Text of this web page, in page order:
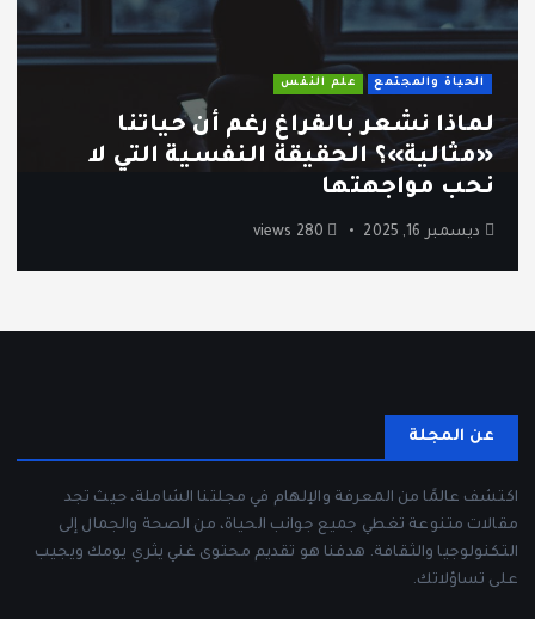
الحياة والمجتمع علم النفس
لماذا نشعر بالفراغ رغم أن حياتنا
«مثالية»؟ الحقيقة النفسية التي لا
نحب مواجهتها
ديسمبر 16, 2025
عن المجلة
اكتشف عالمًا من المعرفة والإلهام في مجلتنا الشاملة، حيث تجد
مقالات متنوعة تغطي جميع جوانب الحياة، من الصحة والجمال إلى
التكنولوجيا والثقافة. هدفنا هو تقديم محتوى غني يثري يومك ويجيب
على تساؤلاتك.